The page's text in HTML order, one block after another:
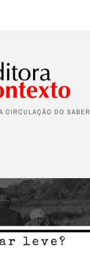
CIRCULAÇÃO DO SABER